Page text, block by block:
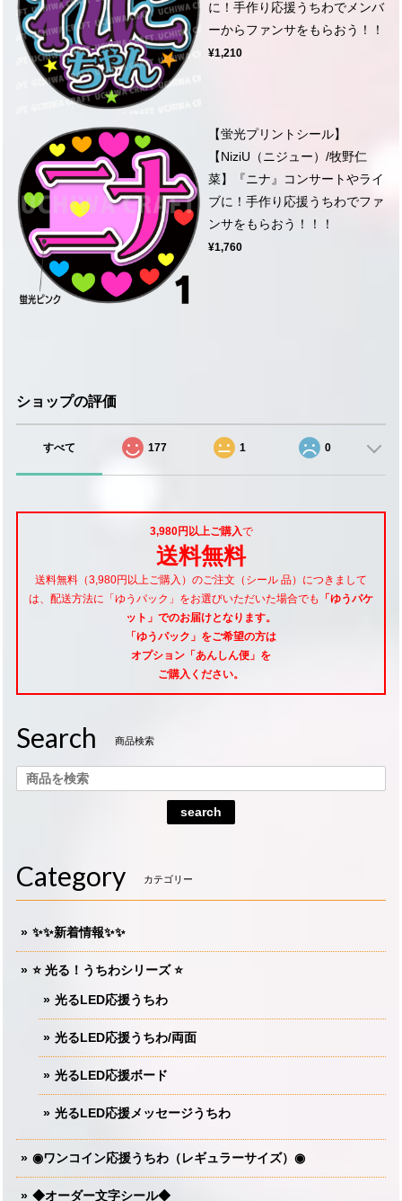
に！手作り応援うちわでメンバ
ーからファンサをもらおう！！
¥1,210
【蛍光プリントシール】
【NiziU（ニジュー）/牧野仁
菜】『ニナ』コンサートやライ
ブに！手作り応援うちわでファ
ンサをもらおう！！！
¥1,760
ショップの評価
すべて 177 1 0
3,980円以上ご購入で
送料無料
送料無料（3,980円以上ご購入）のご注文（シール 品）につきまして
は、配送方法に「ゆうパック」をお選びいただいた場合でも
「ゆうパケ
ット」でのお届けとなります。
「ゆうパック」をご希望の方は
オプション「あんしん便」 を
ご購入ください。
Search 商品検索
search
Category カテゴリー
✨✨新着情報✨✨
⭐️ 光る！うちわシリーズ ⭐️
光るLED応援うちわ
光るLED応援うちわ/両面
光るLED応援ボード
光るLED応援メッセージうちわ
◉ワンコイン応援うちわ（レギュラーサイズ）◉
◆オーダー文字シール◆